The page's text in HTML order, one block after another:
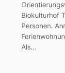
Biokulturhof
Personen.
Als…